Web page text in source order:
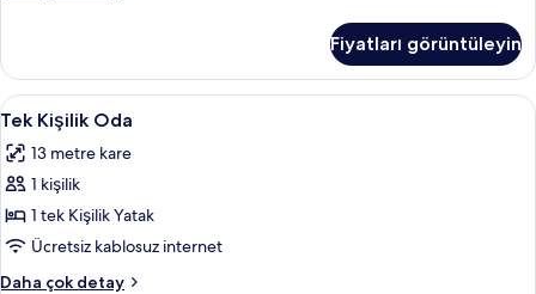
fazla
detay
Fiyatları görüntüleyin
Tek
Kişilik
Oda
için
tüm
fotoğrafları
görün
Odada kasa, masa, ücretsiz kablosuz
5
Tek Kişilik Oda
13 metre kare
1 kişilik
1 tek Kişilik Yatak
Ücretsiz kablosuz internet
Daha çok detay
Tek